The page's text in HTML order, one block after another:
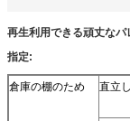
再生利用できる頑丈な
指定:
倉庫の棚のため 直立